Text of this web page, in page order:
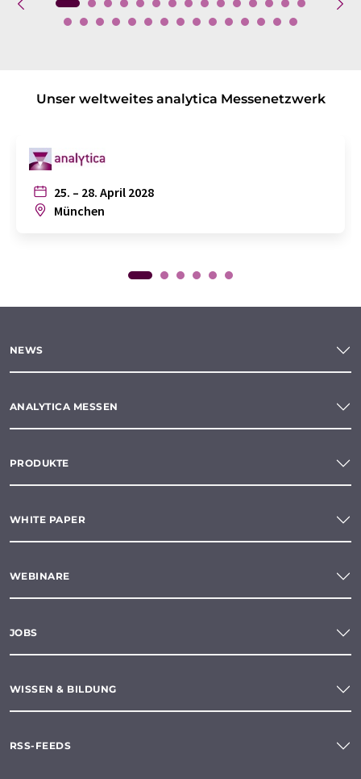
Unser weltweites analytica Messenetzwerk
25. – 28. April 2028
München
NEWS
ANALYTICA MESSEN
PRODUKTE
WHITE PAPER
WEBINARE
JOBS
WISSEN & BILDUNG
RSS-FEEDS